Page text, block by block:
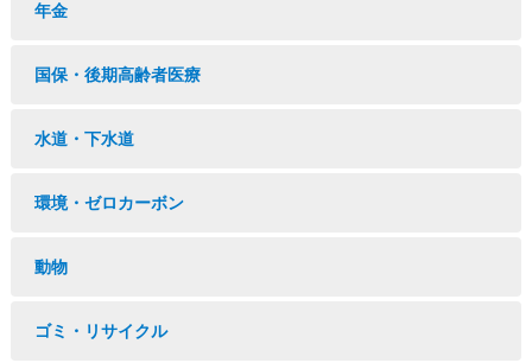
年金
国保・後期高齢者医療
水道・下水道
環境・ゼロカーボン
動物
ゴミ・リサイクル